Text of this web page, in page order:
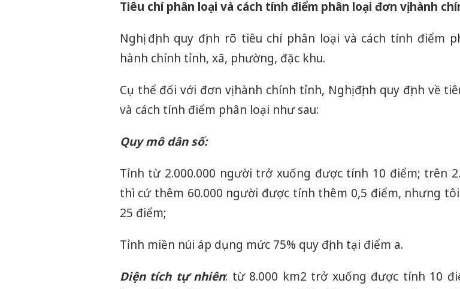
Tiêu chí phân loại và cách tính điểm phân loại đơn vị hành
Nghị định quy định rõ tiêu chí phân loại và cách tính điểm
hành chính tỉnh, xã, phường, đặc khu.
Cụ thể đối với đơn vị hành chính tỉnh, Nghị định quy định về
và cách tính điểm phân loại như sau:
Quy mô dân số:
Tỉnh từ 2.000.000 người trở xuống được tính 10 điểm; trên
thì cứ thêm 60.000 người được tính thêm 0,5 điểm, nhưng
25 điểm;
Tỉnh miền núi áp dụng mức 75% quy định tại điểm a.
Diện tích tự nhiên: từ 8.000 km2 trở xuống được tính 10